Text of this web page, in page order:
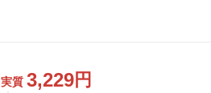
実質 3,229円